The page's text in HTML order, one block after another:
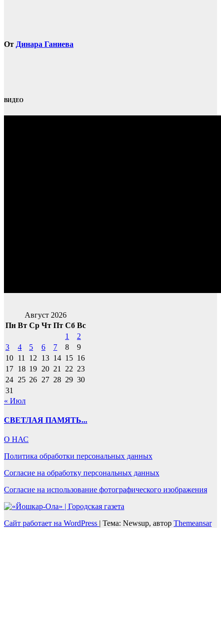
От Динара Ганиева
ВИДЕО
Август 2026
Пн Вт Ср Чт Пт Сб Вс
1
2
3
4 5 6 7 8
9
10 11 12 13 14 15 16
17 18 19 20 21 22 23
24 25 26 27 28 29 30
31
« Июл
СВЕТЛАЯ ПАМЯТЬ...
О НАС
Политика обработки персональных данных
Согласие на обработку персональных данных
Согласие на использование фотографического изображения
Сайт работает на WordPress | Тема: Newsup, автор Themeansar